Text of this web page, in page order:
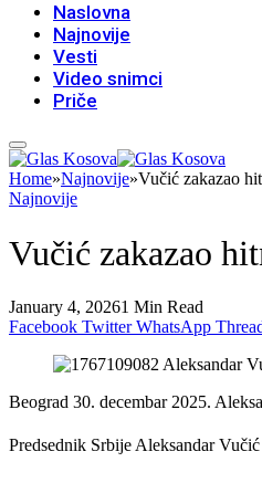
Naslovna
Najnovije
Vesti
Video snimci
Priče
Home»Najnovije»Vučić zakazao
Najnovije
Vučić zakazao
January 4, 20261 Min Read
Facebook Twitter WhatsApp
Beograd 30. decembar 2025.
Predsednik Srbije Aleksandar